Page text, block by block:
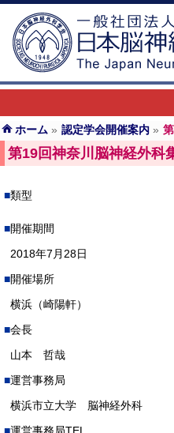
ホーム » 認定学会開催案内 »
第19回神奈川脳神経外科
類型
開催期間
2018年7月28日
開催場所
横浜（崎陽軒）
会長
山本 哲哉
運営事務局
横浜市立大学 脳神経外科